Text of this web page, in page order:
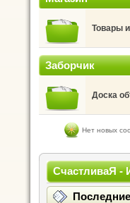
Товары
Заборчик
Доска
Нет новых
СчастливаЯ -